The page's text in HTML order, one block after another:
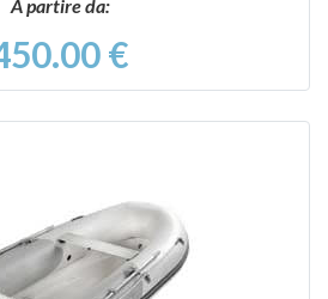
A partire da:
€
VEDI